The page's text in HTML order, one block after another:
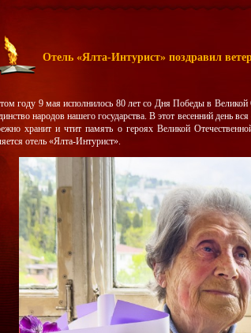
Отель «Ялта-Интурист» поздравил
году 9 мая исполнилось 80 лет со Дня Победы в Великой
народов нашего государства. В этот весенний день
хранит и чтит память о героях Великой
отель «Ялта-Интурист».